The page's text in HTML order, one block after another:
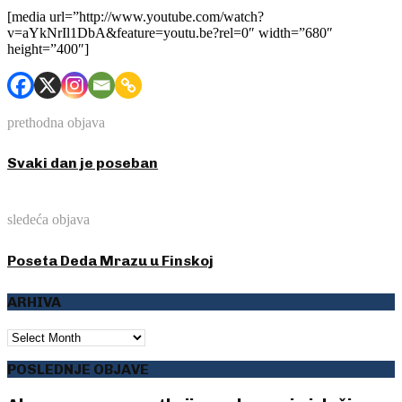
[media url=”http://www.youtube.com/watch?
v=aYkNrIl1DbA&feature=youtu.be?rel=0″ width=”680″
height=”400″]
prethodna objava
Svaki dan je poseban
sledeća objava
Poseta Deda Mrazu u Finskoj
ARHIVA
ARHIVA
POSLEDNJE OBJAVE